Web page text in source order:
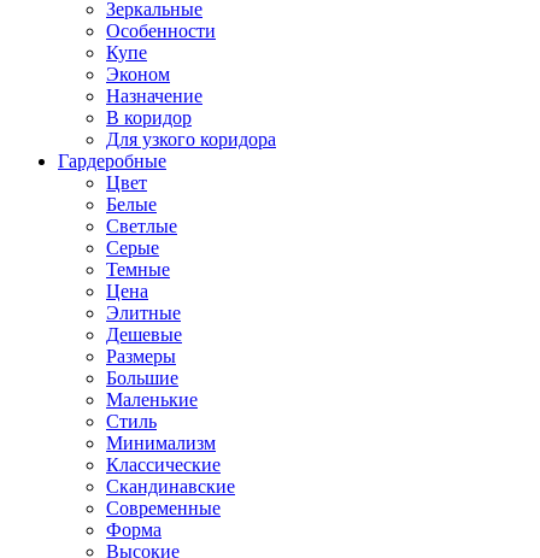
Зеркальные
Особенности
Купе
Эконом
Назначение
В коридор
Для узкого коридора
Гардеробные
Цвет
Белые
Светлые
Серые
Темные
Цена
Элитные
Дешевые
Размеры
Большие
Маленькие
Стиль
Минимализм
Классические
Скандинавские
Современные
Форма
Высокие